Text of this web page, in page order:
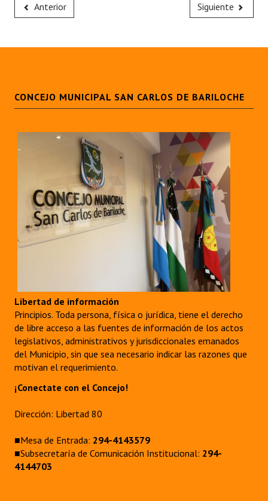
Anterior Siguiente
CONCEJO MUNICIPAL SAN CARLOS DE BARILOCHE
Libertad de información
Principios. Toda persona, física o jurídica, tiene el derecho
de libre acceso a las fuentes de información de los actos
legislativos, administrativos y jurisdiccionales emanados
del Municipio, sin que sea necesario indicar las razones que
motivan el requerimiento.
¡Conectate con el Concejo!
Dirección: Libertad 80
■Mesa de Entrada: 294-4143579
■Subsecretaría de Comunicación Institucional: 294-
4144703